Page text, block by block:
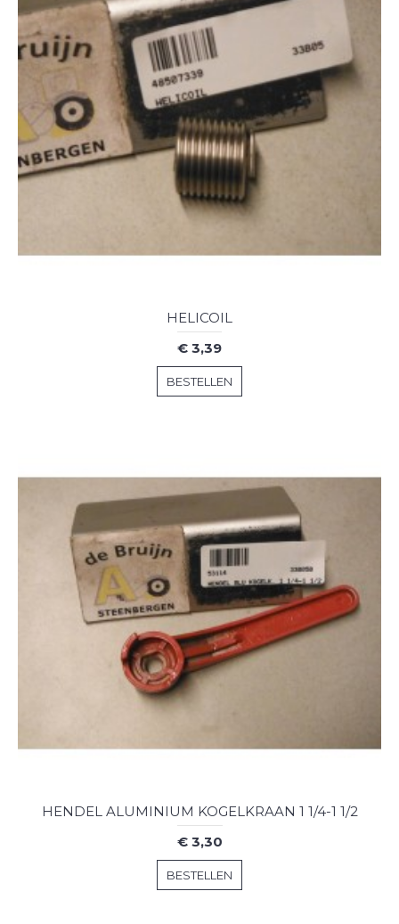
HELICOIL
€ 3,39
BESTELLEN
HENDEL ALUMINIUM KOGELKRAAN 1 1/4-1 1/2
€ 3,30
BESTELLEN